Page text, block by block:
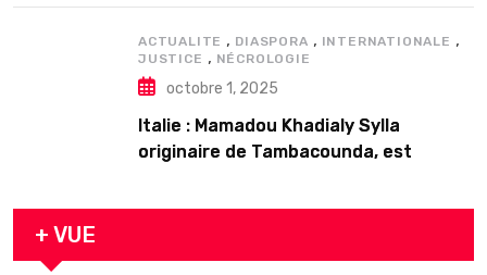
ACTUALITE , DIASPORA , INTERNATIONALE ,
JUSTICE , NÉCROLOGIE
octobre 1, 2025
Italie : Mamadou Khadialy Sylla
originaire de Tambacounda, est
arrestation
+ VUE